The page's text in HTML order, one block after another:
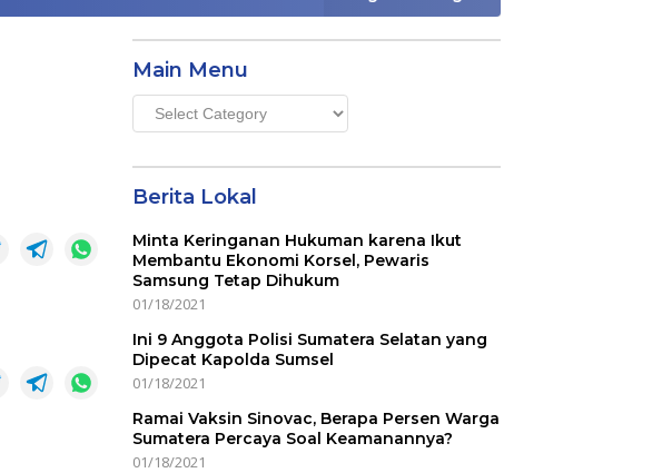
Main Menu
Main
Menu
Berita Lokal
Minta Keringanan Hukuman karena Ikut
Membantu Ekonomi Korsel, Pewaris
Samsung Tetap Dihukum
01/18/2021
Ini 9 Anggota Polisi Sumatera Selatan yang
Dipecat Kapolda Sumsel
01/18/2021
Ramai Vaksin Sinovac, Berapa Persen Warga
Sumatera Percaya Soal Keamanannya?
01/18/2021